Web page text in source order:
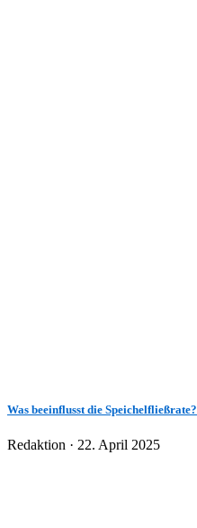
Was beeinflusst die Speichelfließrate?
Redaktion · Veröffentlicht
22. April 2025